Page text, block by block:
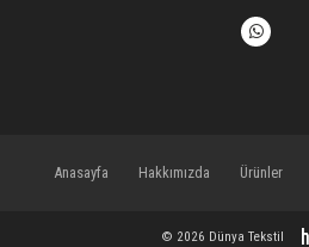
Anasayfa Hakkımızda Ürünler
© 2026 Dünya Tekstil